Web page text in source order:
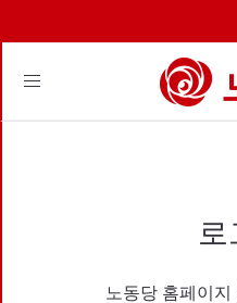
Toggle
로
노동당 홈페이지